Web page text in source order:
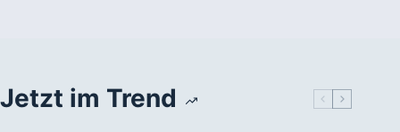
Jetzt im Trend